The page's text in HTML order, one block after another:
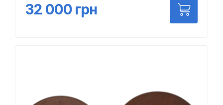
32 000 грн